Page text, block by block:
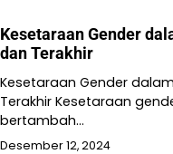
Kesetaraan Gender
dan Terakhir
Kesetaraan Gender
Terakhir Kesetaraan
bertambah…
Desember 12, 2024